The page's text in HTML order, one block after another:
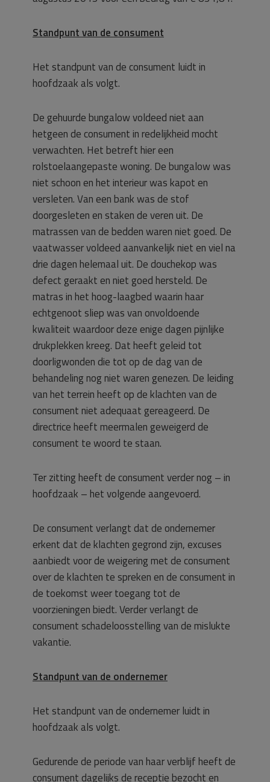
Standpunt van de consument
Het standpunt van de consument luidt in
hoofdzaak als volgt.
De gehuurde bungalow voldeed niet aan
hetgeen de consument in redelijkheid mocht
verwachten. Het betreft hier een
rolstoelaangepaste woning. De bungalow was
niet schoon en het interieur was kapot en
versleten. Van een bank was de stof
doorgesleten en staken de veren uit. De
matrassen van de bedden waren niet goed. De
vaatwasser voldeed aanvankelijk niet en viel na
drie dagen helemaal uit. De douchekop was
defect geraakt en niet goed hersteld. De
matras in het hoog-laagbed waarin haar
echtgenoot sliep was van onvoldoende
kwaliteit waardoor deze enige dagen pijnlijke
drukplekken kreeg. Dat heeft geleid tot
doorligwonden die tot op de dag van de
behandeling nog niet waren genezen. De leiding
van het terrein heeft op de klachten van de
consument niet adequaat gereageerd. De
directrice heeft meermalen geweigerd de
consument te woord te staan.
Ter zitting heeft de consument verder nog – in
hoofdzaak – het volgende aangevoerd.
De consument verlangt dat de ondernemer
erkent dat de klachten gegrond zijn, excuses
aanbiedt voor de weigering met de consument
over de klachten te spreken en de consument in
de toekomst weer toegang tot de
voorzieningen biedt. Verder verlangt de
consument schadeloosstelling van de mislukte
vakantie.
Standpunt van de ondernemer
Het standpunt van de ondernemer luidt in
hoofdzaak als volgt.
Gedurende de periode van haar verblijf heeft de
consument dagelijks de receptie bezocht en